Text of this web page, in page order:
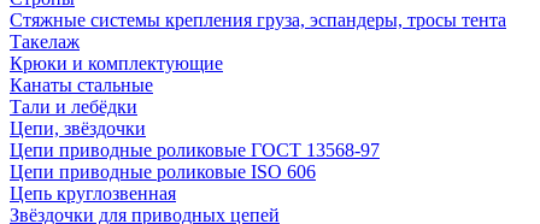
Стяжные системы крепления груза, эспандеры, тросы тента
Такелаж
Крюки и комплектующие
Канаты стальные
Тали и лебёдки
Цепи, звёздочки
Цепи приводные роликовые ГОСТ 13568-97
Цепи приводные роликовые ISO 606
Цепь круглозвенная
Звёздочки для приводных цепей